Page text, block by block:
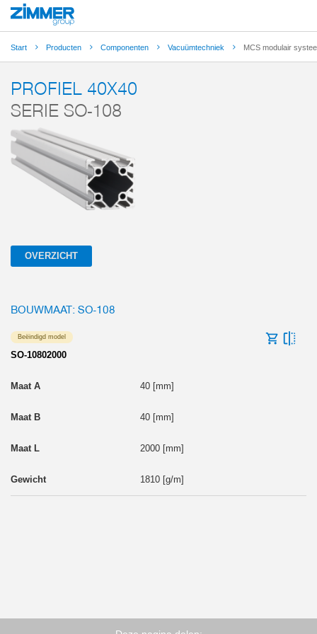
Start Producten Componenten Vacuümtechniek MCS modulair
PROFIEL 40X40
SERIE SO-108
OVERZICHT
BOUWMAAT: SO-108
Beëindigd model
SO-10802000
40 [mm]
40 [mm]
2000 [mm]
1810 [g/m]